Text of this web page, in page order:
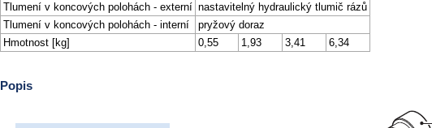
Tlumení v koncových polohách - externí nastavitelný hydraulický tlumič rázů
Tlumení v koncových polohách - interní
pryžový doraz
Hmotnost [kg]
0,55 1,93 3,41 6,34
Popis